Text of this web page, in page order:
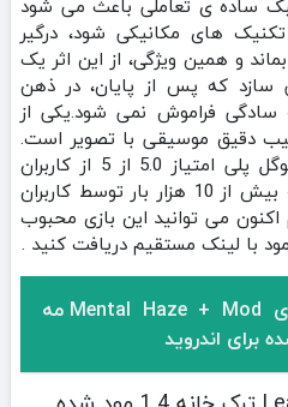
های مکانیکی شود، درگیر
و همین ویژگی، از این اثر یک
سازد که پس از پایان، در ذهن
فراموش نمی‌ شود.یکی از
دقیق موسیقی با تصویر است.
بازی ترک خانه در فروشگاه گوگل پلی امتیاز 5.0 از 5 از کاربران
دریافت کرد و تا به این لحظه بیش از 10 هزار بار توسط کاربران
می توانید این بازی محبوب
با لینک مستقیم دریافت کنید .
دانلود بازی Mental Haze + Mod مه
برای اندروید